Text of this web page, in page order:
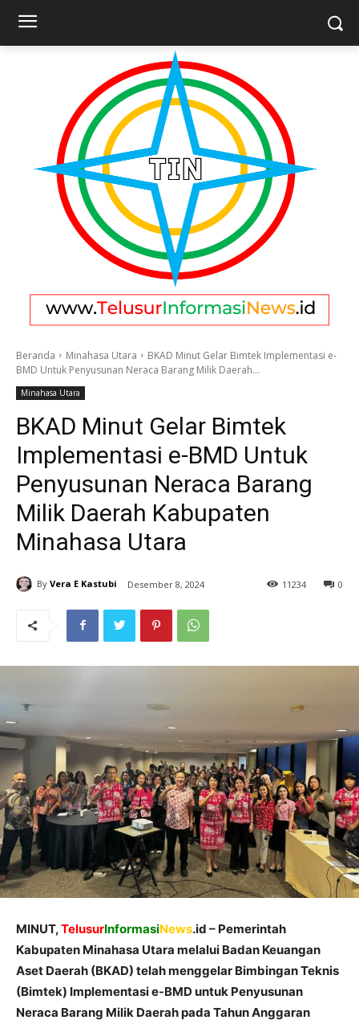
Beranda Minahasa Utara
BKAD Minut Gelar Bimtek Implementasi e-
BMD Untuk Penyusunan Neraca Barang Milik Daerah...
Minahasa Utara
BKAD Minut Gelar Bimtek
Implementasi e-BMD Untuk
Penyusunan Neraca Barang
Milik Daerah Kabupaten
Minahasa Utara
By Vera E Kastubi Desember 8, 2024 0
11234
MINUT,TelusurInformasiNews.id – Pemerintah
Kabupaten Minahasa Utara melalui Badan Keuangan
Aset Daerah (BKAD) telah menggelar Bimbingan Teknis
(Bimtek) Implementasi e-BMD untuk Penyusunan
Neraca Barang Milik Daerah pada Tahun Anggaran